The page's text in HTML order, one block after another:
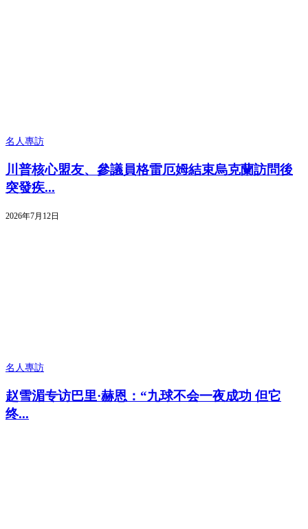
名人專訪
川普核心盟友、參議員格雷厄姆結束烏克蘭訪問後
突發疾...
2026年7月12日
名人專訪
赵雪湄专访巴里·赫恩：“九球不会一夜成功 但它
终...